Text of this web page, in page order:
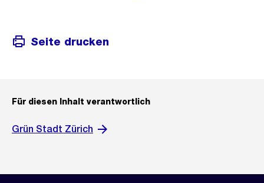
Seite drucken
Für diesen Inhalt verantwortlich
Grün Stadt Zürich